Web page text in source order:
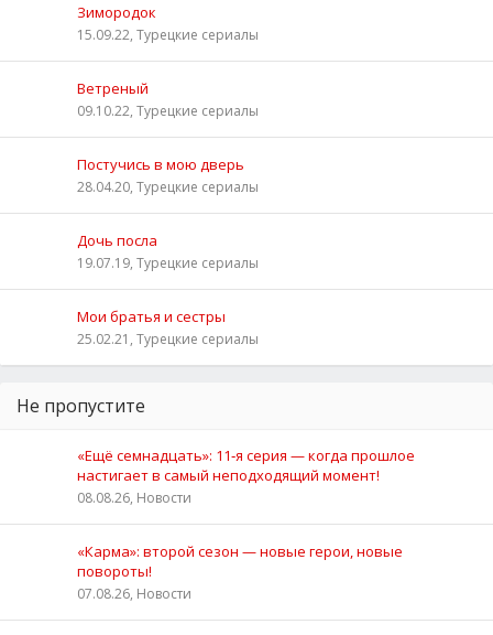
Зимородок
15.09.22, Турецкие сериалы
Ветреный
09.10.22, Турецкие сериалы
Постучись в мою дверь
28.04.20, Турецкие сериалы
Дочь посла
19.07.19, Турецкие сериалы
Мои братья и сестры
25.02.21, Турецкие сериалы
Не пропустите
«Ещё семнадцать»: 11‑я серия — когда прошлое
настигает в самый неподходящий момент!
08.08.26, Новости
«Карма»: второй сезон — новые герои, новые
повороты!
07.08.26, Новости